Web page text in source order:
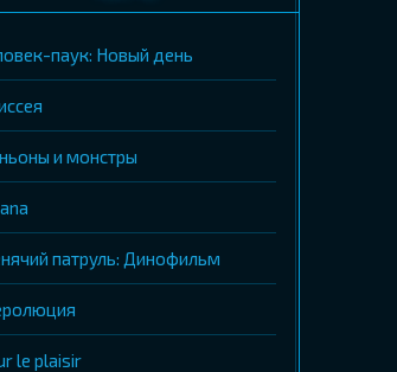
паук: Новый день
и монстры
патруль: Динофильм
le plaisir